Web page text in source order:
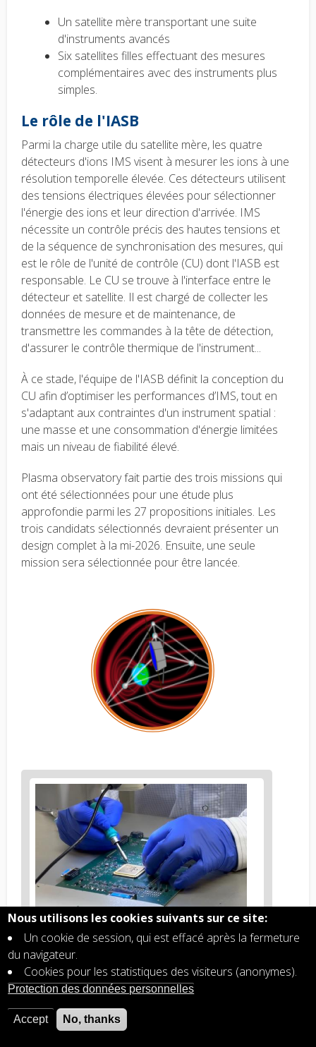
Un satellite mère transportant une suite
d'instruments avancés
Six satellites filles effectuant des mesures
complémentaires avec des instruments plus
simples.
Le rôle de l'IASB
Parmi la charge utile du satellite mère, les quatre
détecteurs d'ions IMS visent à mesurer les ions à une
résolution temporelle élevée. Ces détecteurs utilisent
des tensions électriques élevées pour sélectionner
l'énergie des ions et leur direction d'arrivée. IMS
nécessite un contrôle précis des hautes tensions et
de la séquence de synchronisation des mesures, qui
est le rôle de l'unité de contrôle (CU) dont l'IASB est
responsable. Le CU se trouve à l'interface entre le
détecteur et satellite. Il est chargé de collecter les
données de mesure et de maintenance, de
transmettre les commandes à la tête de détection,
d'assurer le contrôle thermique de l'instrument...
À ce stade, l'équipe de l'IASB définit la conception du
CU afin d’optimiser les performances d’IMS, tout en
s'adaptant aux contraintes d'un instrument spatial :
une masse et une consommation d'énergie limitées
mais un niveau de fiabilité élevé.
Plasma observatory fait partie des trois missions qui
ont été sélectionnées pour une étude plus
approfondie parmi les 27 propositions initiales. Les
trois candidats sélectionnés devraient présenter un
design complet à la mi-2026. Ensuite, une seule
mission sera sélectionnée pour être lancée.
2
body
text
Figure
2
caption
(legend)
n ingénieur effectuant des soudures et des
assemblages de précision sur la carte processeur
prototype Venspec-H développée au BIRA-IASB.
L'unité de contrôle IMS, également développée au
BIRA-IASB, devrait partager une conception et une
architecture similaires à celles de ce prototype.
Nous utilisons les cookies suivants sur ce site:
Un cookie de session, qui est effacé après la fermeture
du navigateur.
Cookies pour les statistiques des visiteurs (anonymes).
Protection des données personnelles
Accept No, thanks